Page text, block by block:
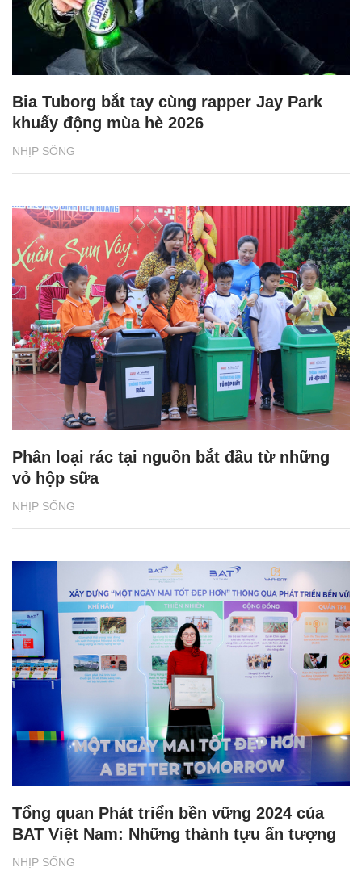
NHỊP SỐNG
Bia Tuborg bắt tay cùng rapper Jay Park
khuấy động mùa hè 2026
NHỊP SỐNG
Phân loại rác tại nguồn bắt đầu từ những
vỏ hộp sữa
NHỊP SỐNG
Tổng quan Phát triển bền vững 2024 của
BAT Việt Nam: Những thành tựu ấn tượng